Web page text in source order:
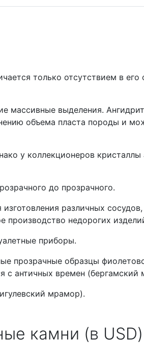
только отсутствием в
массивные выделения.
объема пласта породы и
у коллекционеров кристаллы
до прозрачного.
различных сосудов,
недорогих
приборы.
прозрачные образцы
с античных времен (бергамский
мрамор).
камни (в USD)